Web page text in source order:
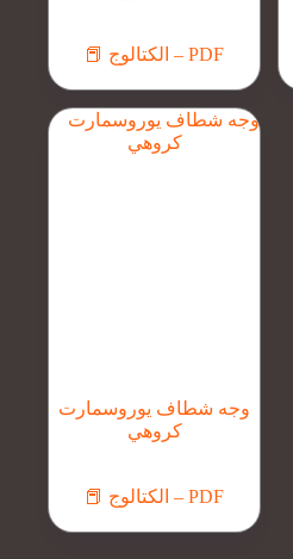
📕 الكتالوج – PDF
وجه شطاف يوروسمارت
كروهي
📕 الكتالوج – PDF